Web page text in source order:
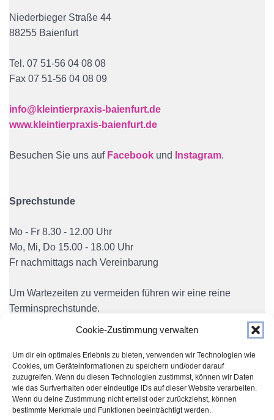
Cookie-Zustimmung verwalten
Um dir ein optimales Erlebnis zu bieten, verwenden wir Technologien wie
Cookies, um Geräteinformationen zu speichern und/oder darauf
zuzugreifen. Wenn du diesen Technologien zustimmst, können wir Daten
wie das Surfverhalten oder eindeutige IDs auf dieser Website verarbeiten.
Wenn du deine Zustimmung nicht erteilst oder zurückziehst, können
bestimmte Merkmale und Funktionen beeinträchtigt werden.
Niederbieger Straße 44
88255 Baienfurt
Tel. 07 51-56 04 08 08
Fax 07 51-56 04 08 09
info@kleintierpraxis-baienfurt.de
www.kleintierpraxis-baienfurt.de
Besuchen Sie uns auf Facebook und Instagram.
Sprechstunde
Mo - Fr 8.30 - 12.00 Uhr
Mo, Mi, Do 15.00 - 18.00 Uhr
Fr nachmittags nach Vereinbarung
Um Wartezeiten zu vermeiden führen wir eine reine
Terminsprechstunde.